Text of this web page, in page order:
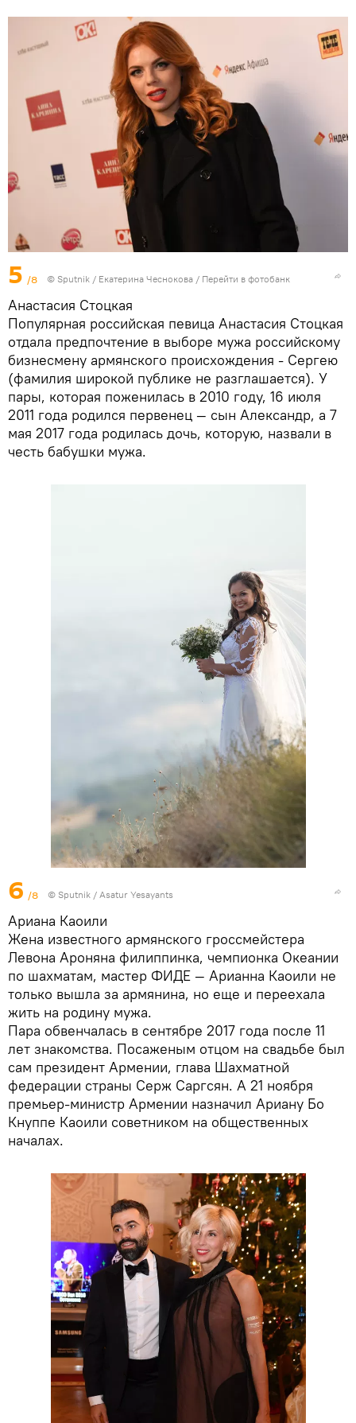
5 /8 © Sputnik / Екатерина Чеснокова / Перейти в фотобанк
Анастасия Стоцкая
Популярная российская певица Анастасия Стоцкая
отдала предпочтение в выборе мужа российскому
бизнесмену армянского происхождения - Сергею
(фамилия широкой публике не разглашается). У
пары, которая поженилась в 2010 году, 16 июля
2011 года родился первенец — сын Александр, а 7
мая 2017 года родилась дочь, которую, назвали в
честь бабушки мужа.
6 /8 © Sputnik / Asatur Yesayants
Ариана Каоили
Жена известного армянского гроссмейстера
Левона Ароняна филиппинка, чемпионка Океании
по шахматам, мастер ФИДЕ — Арианна Каоили не
только вышла за армянина, но еще и переехала
жить на родину мужа.
Пара обвенчалась в сентябре 2017 года после 11
лет знакомства. Посаженым отцом на свадьбе был
сам президент Армении, глава Шахматной
федерации страны Серж Саргсян. А 21 ноября
премьер-министр Армении назначил Ариану Бо
Кнуппе Каоили советником на общественных
началах.